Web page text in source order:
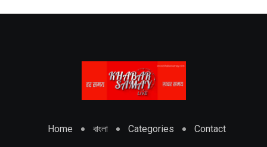
Home বাংলা Categories Contact